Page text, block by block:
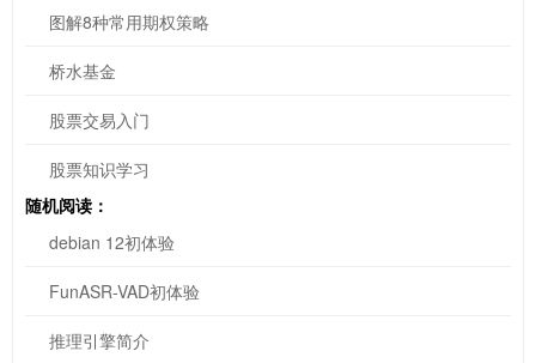
图解8种常用期权策略
桥水基金
股票交易入门
股票知识学习
随机阅读：
debian 12初体验
FunASR-VAD初体验
推理引擎简介